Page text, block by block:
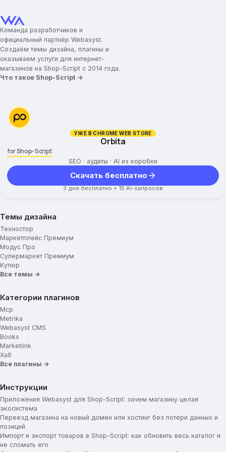
Цветовая схема сайта
Добавить градиент
Фоновая картинка
Фон сайта (картинка)
Зафиксировать фоновую картинку
Фон сайта (цвет)
Максимальная ширина сайта
Индивидуальные настройки цвета
Включить пользовательские настройки цвета
Навигационные ссылки меню
Ссылка с логотипа
Телефон и время работы
Почта для обратной связи
Обратный звонок
Выпадающая корзина
Выбор валюты
Изображение и текст для иконки
Навигационное меню
Растянуть меню на весь экран
Затемнение фона
Инвертировать цвет
Содержание навигационного меню
Тип навигационного меню
Размер шрифта
Ограничить отображение подкатегорий
Бейджи для меню
Smart меню
Команда разработчиков и
официальный партнёр Webasyst.
Создаём темы дизайна, плагины и
оказываем услуги для интернет-
магазинов на Shop-Script с 2014 года.
Что такое Shop-Script →
УЖЕ В CHROME WEB STORE
Orbita
for Shop-Script
SEO · аудиты · AI из коробки
Скачать бесплатно
3 дня бесплатно + 15 AI-запросов
Темы дизайна
Техностор
Маркетплейс Премиум
Модус Про
Супермаркет Премиум
Кутюр
Все темы →
Категории плагинов
Mcp
Metrika
Webasyst CMS
Books
Marketlink
Хаб
Все плагины →
Инструкции
Приложения Webasyst для Shop-Script: зачем магазину целая
экосистема
Переезд магазина на новый домен или хостинг без потери данных и
позиций
Импорт и экспорт товаров в Shop-Script: как обновить весь каталог и
не сломать его